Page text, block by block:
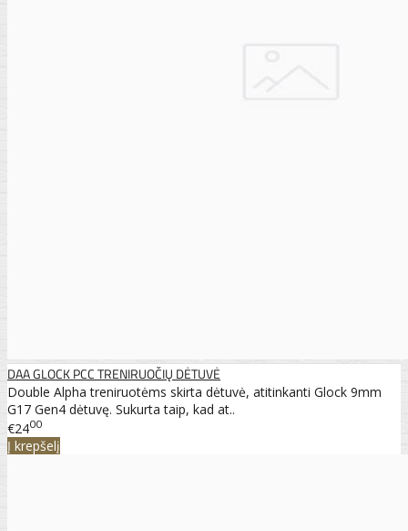
DAA GLOCK PCC TRENIRUOČIŲ DĖTUVĖ
Double Alpha treniruotėms skirta dėtuvė, atitinkanti Glock 9mm
G17 Gen4 dėtuvę. Sukurta taip, kad at..
€2400
Į krepšelį